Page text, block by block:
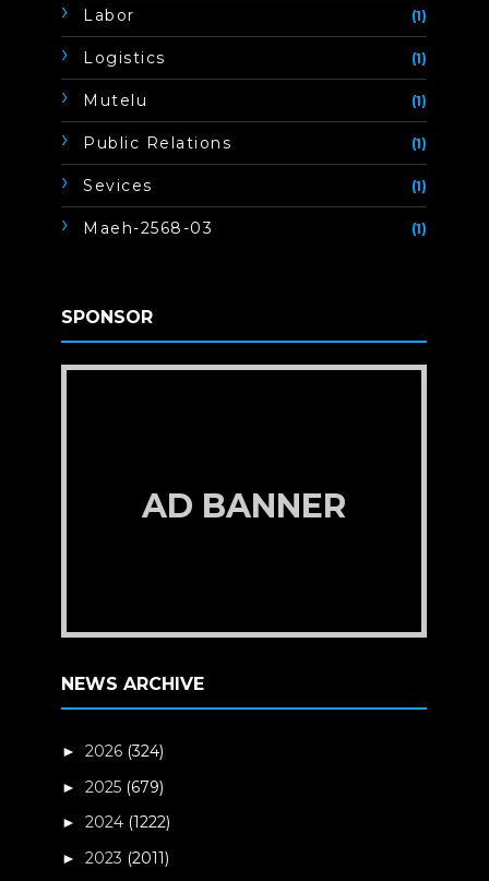
Labor (1)
Logistics (1)
Mutelu (1)
Public Relations (1)
Sevices (1)
Maeh-2568-03 (1)
SPONSOR
AD BANNER
NEWS ARCHIVE
►2026 (324)
►2025 (679)
►2024 (1222)
►2023 (2011)